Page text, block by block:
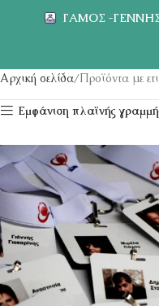
ΓΆΜΟΣ -
Αρχική σελίδα Προϊόντα με
Εμφάνιση πλαϊνής